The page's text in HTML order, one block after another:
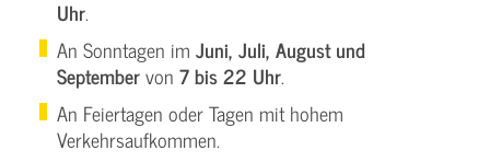
Uhr.
An Sonntagen im Juni, Juli, August und
Septembervon 7 bis 22 Uhr.
An Feiertagen oder Tagen mit hohem
Verkehrsaufkommen.